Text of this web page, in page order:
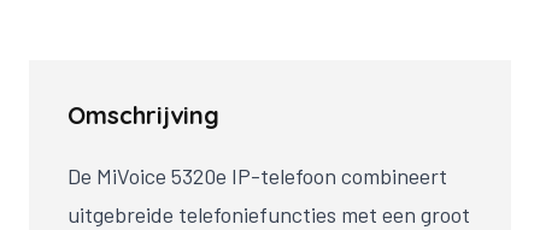
Omschrijving
De MiVoice 5320e IP-telefoon combineert
uitgebreide telefoniefuncties met een groot